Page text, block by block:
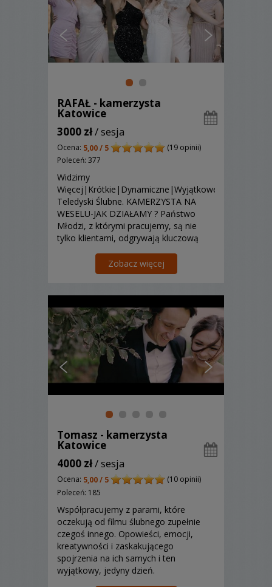
RAFAŁ - kamerzysta
Katowice
3000 zł/ sesja
Ocena: 5,00 / 5
(19 opinii)
Poleceń: 377
Widzimy
Więcej|Krótkie|Dynamiczne|Wyjątkowe
Teledyski Ślubne. KAMERZYSTA NA
WESELU-JAK DZIAŁAMY ? Państwo
Młodzi, z którymi pracujemy, są nie
tylko klientami, odgrywają kluczową
Nie filmujemy wesel według jednego
schematu. Nasz styl jest dość prosty do
Zobacz więcej
Tomasz - kamerzysta
Katowice
4000 zł/ sesja
Ocena: 5,00 / 5
(10 opinii)
Poleceń: 185
Współpracujemy z parami, które
oczekują od filmu ślubnego zupełnie
czegoś innego. Opowieści, emocji,
kreatywności i zaskakującego
spojrzenia na ich samych i ten
wyjątkowy, jedyny dzień.